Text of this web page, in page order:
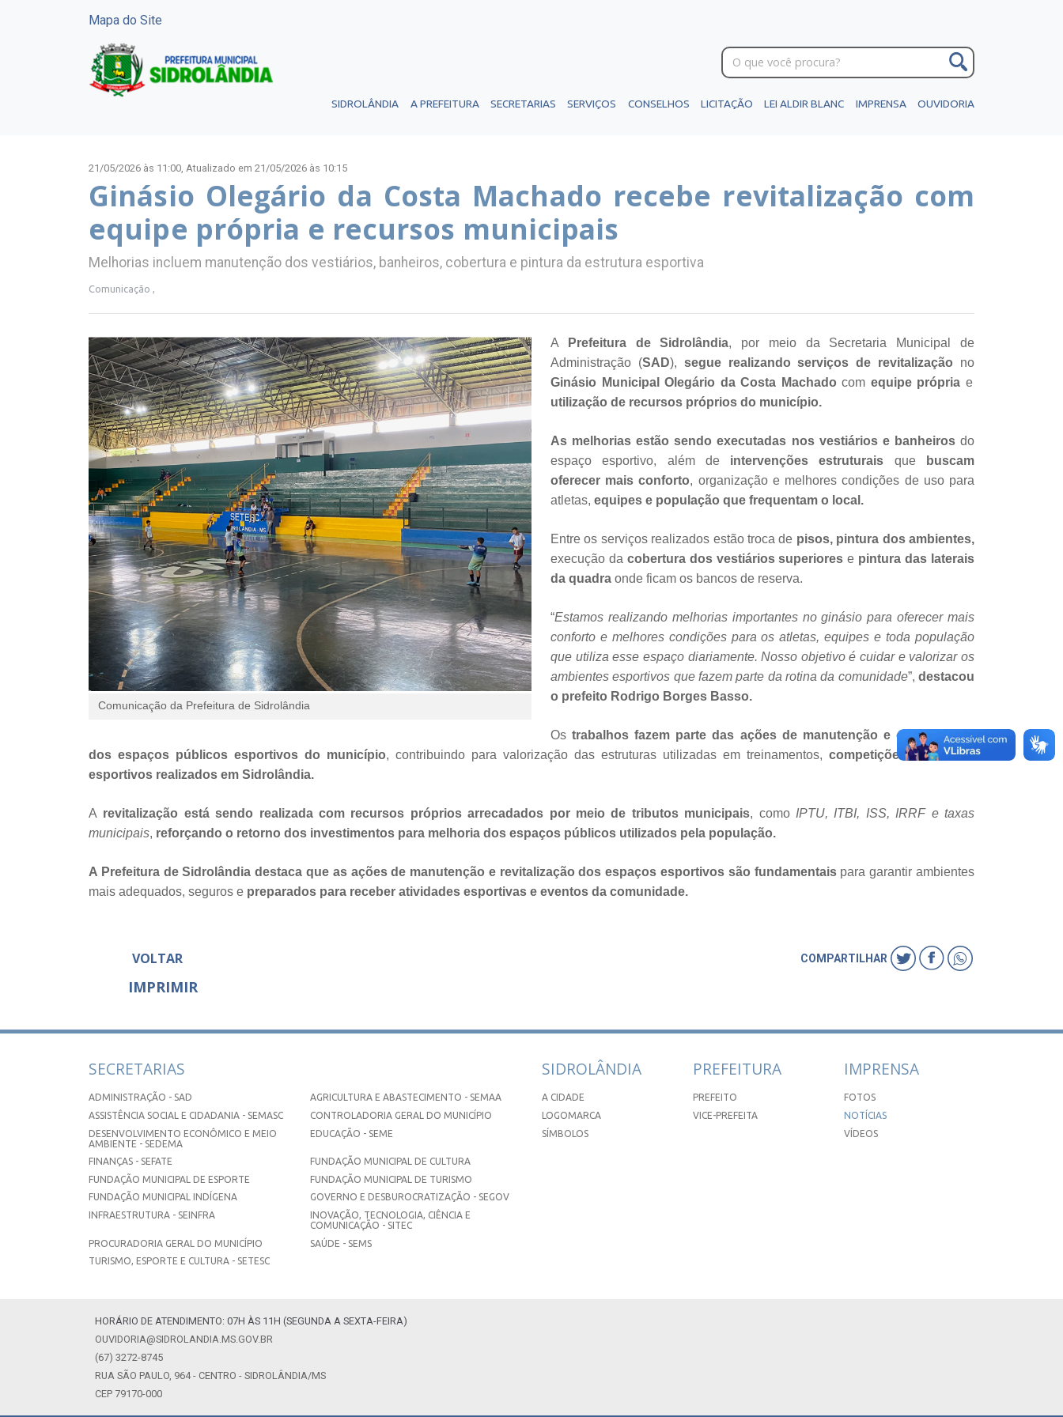
Mapa do Site
SIDROLÂNDIA A PREFEITURA SECRETARIAS SERVIÇOS CONSELHOS LICITAÇÃO LEI ALDIR BLANC IMPRENSA OUVIDORIA
21/05/2026 às 11:00, Atualizado em 21/05/2026 às 10:15
Ginásio Olegário da Costa Machado recebe revitalização com
equipe própria e recursos municipais
Melhorias incluem manutenção dos vestiários, banheiros, cobertura e pintura da estrutura esportiva
Comunicação ,
Comunicação da Prefeitura de Sidrolândia
A Prefeitura de Sidrolândia, por meio da Secretaria Municipal de
Administração (SAD), segue realizando serviços de revitalização no
Ginásio Municipal Olegário da Costa Machado com equipe própria e
utilização de recursos próprios do município.
As melhorias estão sendo executadas nos vestiários e banheirosdo
espaço esportivo, além de intervenções estruturais que
buscam
oferecer mais conforto, organização e melhores condições de uso para
atletas, equipes e população que frequentam o local.
Entre os serviços realizados estão troca de pisos, pintura dos ambientes,
execução da cobertura dos vestiários superiores e pintura das laterais
da quadra onde ficam os bancos de reserva.
“Estamos realizando melhorias importantes no ginásio para oferecer mais
conforto e melhores condições para os atletas, equipes e toda população
que utiliza esse espaço diariamente. Nosso objetivo é cuidar e valorizar os
ambientes esportivos que fazem parte da rotina da comunidade”,destacou
o prefeito Rodrigo Borges Basso.
Os trabalhos fazem parte das ações de manutenção e conservação
dos espaços públicos esportivos do município, contribuindo para valorização das estruturas utilizadas em treinamentos, competições e eventos
esportivos realizados em Sidrolândia.
A revitalização está sendo realizada com recursos próprios arrecadados por meio de tributos municipais, comoIPTU, ITBI, ISS, IRRF e taxas
municipais, reforçando o retorno dos investimentos para melhoria dos espaços públicos utilizados pela população.
A Prefeitura de Sidrolândia destaca que as ações de manutenção e revitalização dos espaços esportivos são fundamentaispara garantir ambientes
mais adequados, seguros e preparados para receber atividades esportivas e eventos da comunidade.
VOLTAR
IMPRIMIR
COMPARTILHAR
SECRETARIAS
ADMINISTRAÇÃO - SAD
AGRICULTURA E ABASTECIMENTO - SEMAA
ASSISTÊNCIA SOCIAL E CIDADANIA - SEMASC
CONTROLADORIA GERAL DO MUNICÍPIO
DESENVOLVIMENTO ECONÔMICO E MEIO
AMBIENTE - SEDEMA
EDUCAÇÃO - SEME
FINANÇAS - SEFATE
FUNDAÇÃO MUNICIPAL DE CULTURA
FUNDAÇÃO MUNICIPAL DE ESPORTE
FUNDAÇÃO MUNICIPAL DE TURISMO
FUNDAÇÃO MUNICIPAL INDÍGENA
GOVERNO E DESBUROCRATIZAÇÃO - SEGOV
INFRAESTRUTURA - SEINFRA
INOVAÇÃO, TECNOLOGIA, CIÊNCIA E
COMUNICAÇÃO - SITEC
PROCURADORIA GERAL DO MUNICÍPIO
SAÚDE - SEMS
TURISMO, ESPORTE E CULTURA - SETESC
SIDROLÂNDIA
A CIDADE
LOGOMARCA
SÍMBOLOS
PREFEITURA
PREFEITO
VICE-PREFEITA
IMPRENSA
FOTOS
NOTÍCIAS
VÍDEOS
HORÁRIO DE ATENDIMENTO: 07H ÀS 11H (SEGUNDA A SEXTA-FEIRA)
OUVIDORIA@SIDROLANDIA.MS.GOV.BR
(67) 3272-8745
RUA SÃO PAULO, 964 - CENTRO - SIDROLÂNDIA/MS
CEP 79170-000